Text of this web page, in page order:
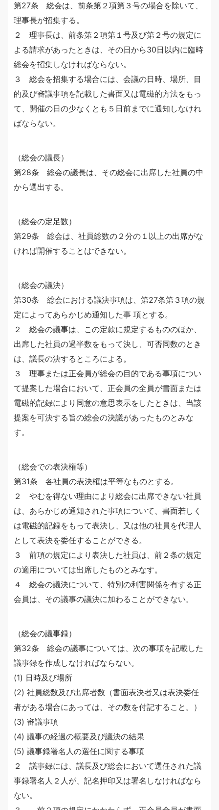
第27条 総会は、前条第２項第３号の場合を除いて、
理事長が招集する。
２ 理事長は、前条第２項第１号及び第２号の規定に
よる請求があったときは、その日から30日以内に臨時
総会を招集しなければならない。
３ 総会を招集する場合には、会議の日時、場所、目
的及び審議事項を記載した書面又は電磁的方法をもっ
て、開催の日の少なくとも５日前までに通知しなけれ
ばならない。
（総会の議長）
第28条 総会の議長は、その総会に出席した社員の中
から選出する。
（総会の定足数）
第29条 総会は、社員総数の２分の１以上の出席がな
ければ開催することはできない。
（総会の議決）
第30条 総会における議決事項は、第27条第３項の規
定によってあらかじめ通知した事 項とする。
２ 総会の議事は、この定款に規定するもののほか、
出席した社員の過半数をもって決し、可否同数のとき
は、議長の決するところによる。
３ 理事または正会員が総会の目的である事項につい
て提案した場合において、正会員の全員が書面または
電磁的記録により同意の意思表示をしたときは、当該
提案を可決する旨の総会の決議があったものとみな
す。
（総会での表決権等）
第31条 各社員の表決権は平等なものとする。
２ やむを得ない理由により総会に出席できない社員
は、あらかじめ通知された事項について、書面若しく
は電磁的記録をもって表決し、又は他の社員を代理人
として表決を委任することができる。
３ 前項の規定により表決した社員は、前２条の規定
の適用については出席したものとみなす。
４ 総会の議決について、特別の利害関係を有する正
会員は、その議事の議決に加わることができない。
（総会の議事録）
第32条 総会の議事については、次の事項を記載した
議事録を作成しなければならない。
(1) 日時及び場所
(2) 社員総数及び出席者数（書面表決者又は表決委任
者がある場合にあっては、その数を付記すること。）
(3) 審議事項
(4) 議事の経過の概要及び議決の結果
(5) 議事録署名人の選任に関する事項
２ 議事録には、議長及び総会において選任された議
事録署名人２人が、記名押印又は署名しなければなら
ない。